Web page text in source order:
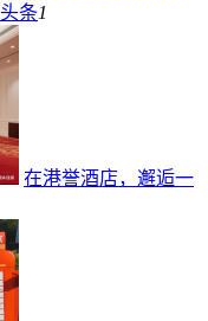
头条1
在港誉酒店，邂逅一